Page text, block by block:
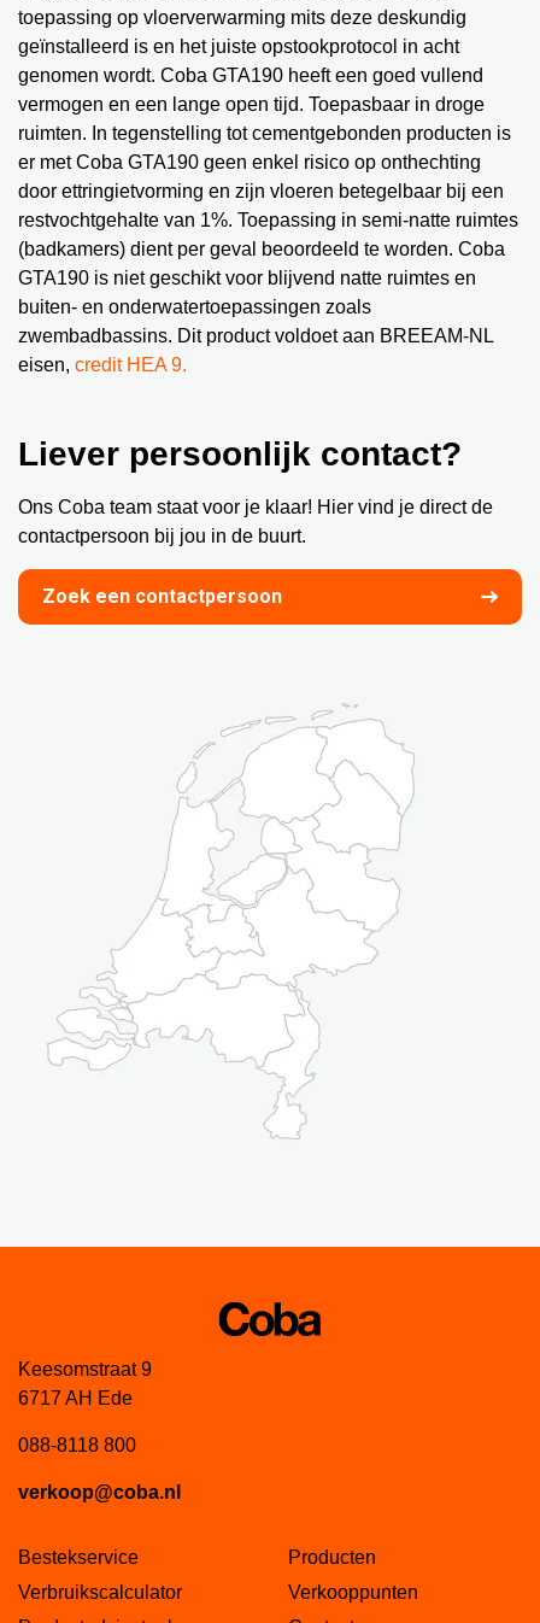
toepassing op vloerverwarming mits deze deskundig
geïnstalleerd is en het juiste opstookprotocol in acht
genomen wordt. Coba GTA190 heeft een goed vullend
vermogen en een lange open tijd. Toepasbaar in droge
ruimten. In tegenstelling tot cementgebonden producten is
er met Coba GTA190 geen enkel risico op onthechting
door ettringietvorming en zijn vloeren betegelbaar bij een
restvochtgehalte van 1%. Toepassing in semi-natte ruimtes
(badkamers) dient per geval beoordeeld te worden. Coba
GTA190 is niet geschikt voor blijvend natte ruimtes en
buiten- en onderwatertoepassingen zoals
zwembadbassins. Dit product voldoet aan BREEAM-NL
eisen, credit HEA 9.
Liever persoonlijk contact?
Ons Coba team staat voor je klaar! Hier vind je direct de
contactpersoon bij jou in de buurt.
Zoek een contactpersoon
Keesomstraat 9
6717 AH Ede
088-8118 800
verkoop@coba.nl
Bestekservice
Verbruikscalculator
Producten
Verkooppunten